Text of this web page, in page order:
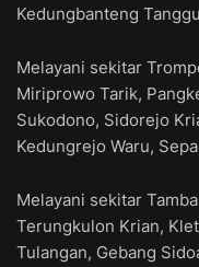
Kedungbanteng
Melayani sekitar
Miriprowo Tarik,
Sukodono, Sidorejo
Kedungrejo Waru,
Melayani sekitar
Terungkulon Krian,
Tulangan, Gebang